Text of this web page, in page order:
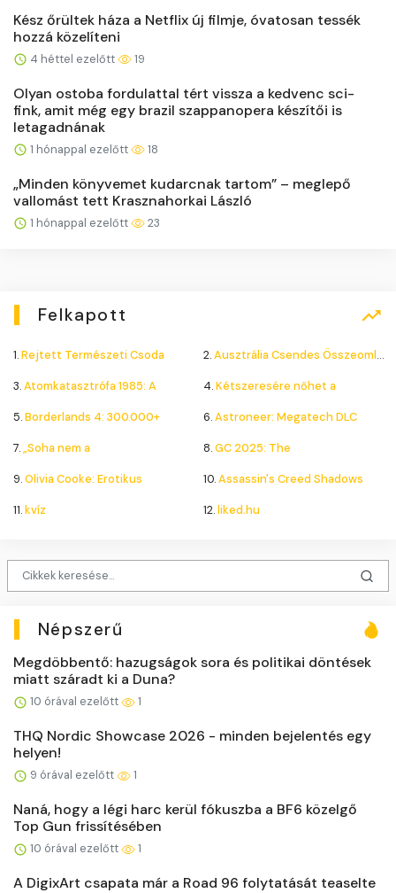
Kész őrültek háza a Netflix új filmje, óvatosan tessék
hozzá közelíteni
4 héttel ezelőtt 19
Olyan ostoba fordulattal tért vissza a kedvenc sci-
fink, amit még egy brazil szappanopera készítői is
letagadnának
1 hónappal ezelőtt 18
„Minden könyvemet kudarcnak tartom” – meglepő
vallomást tett Krasznahorkai László
1 hónappal ezelőtt 23
Felkapott
1.Rejtett Természeti Csoda 2.Ausztrália Csendes Összeomlása
3.Atomkatasztrófa 1985: A 4.Kétszeresére nőhet a
5.Borderlands 4: 300.000+ 6.Astroneer: Megatech DLC
7.„Soha nem a 8.GC 2025: The
9.Olivia Cooke: Erotikus 10.Assassin's Creed Shadows
11.kvíz 12.liked.hu
Népszerű
Megdöbbentő: hazugságok sora és politikai döntések
miatt száradt ki a Duna?
10 órával ezelőtt 1
THQ Nordic Showcase 2026 - minden bejelentés egy
helyen!
9 órával ezelőtt 1
Naná, hogy a légi harc kerül fókuszba a BF6 közelgő
Top Gun frissítésében
10 órával ezelőtt 1
A DigixArt csapata már a Road 96 folytatását teaselte